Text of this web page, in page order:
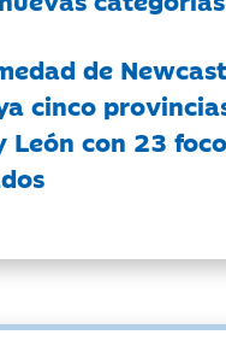
de
cinco
León con 23